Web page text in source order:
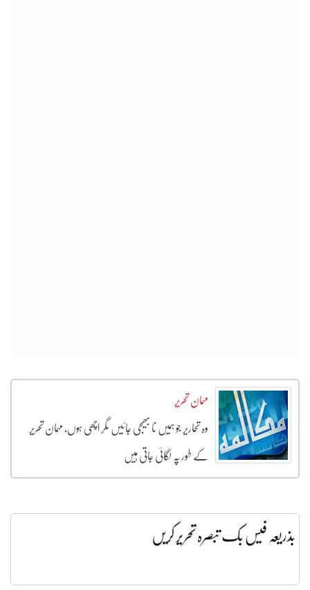
مہمان تحریر
وہ تحاریر جو ہمیں نا بھیجی جائیں مگر اچھی ہوں، مہمان تحریر
کے طور پہ لگائی جاتی ہیں
بذریعہ فیس بک تبصرہ تحریر کریں